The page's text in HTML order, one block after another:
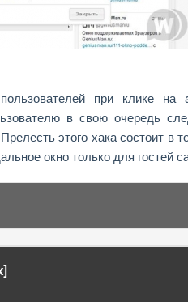
при клике на
в свою очередь
этого хака состоит в
окно только для гостей